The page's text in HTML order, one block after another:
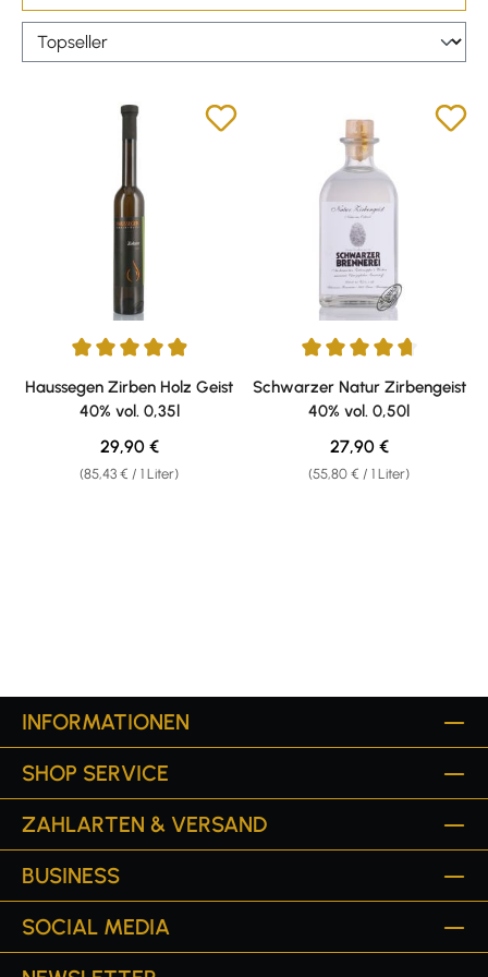
Durchschnittliche Bewertung von 4.93 von 5 Sternen
Haussegen Zirben Holz Geist
40% vol. 0,35l
(85,43 € / 1 Liter)
Regulärer Preis:
29,90 €
Durchschnittliche Bewertung
Schwarzer Natur Zirbengeist
40% vol. 0,50l
(55,80 € / 1 Liter)
Regulärer Preis:
27,90 €
INFORMATIONEN
SHOP SERVICE
ZAHLARTEN & VERSAND
BUSINESS
SOCIAL MEDIA